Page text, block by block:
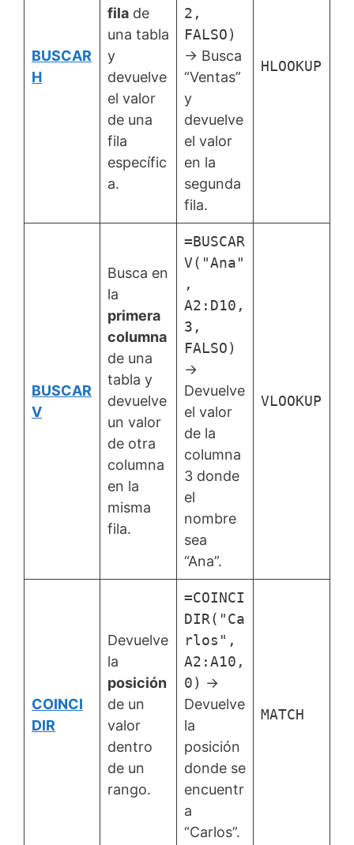
BUSCAR
H
fila de
una tabla
y
devuelve
el valor
de una
fila
específic
a.
2,
FALSO)
→ Busca
“Ventas”
y
devuelve
el valor
en la
segunda
fila.
HLOOKUP
BUSCAR
V
Busca en
la
primera
columna
de una
tabla y
devuelve
un valor
de otra
columna
en la
misma
fila.
=BUSCAR
V("Ana"
,
A2:D10,
3,
FALSO)
→
Devuelve
el valor
de la
columna
3 donde
el
nombre
sea
“Ana”.
VLOOKUP
COINCI
DIR
Devuelve
la
posición
de un
valor
dentro
de un
rango.
=COINCI
DIR("Ca
rlos",
A2:A10,
0) →
Devuelve
la
posición
donde se
encuentr
a
“Carlos”.
MATCH